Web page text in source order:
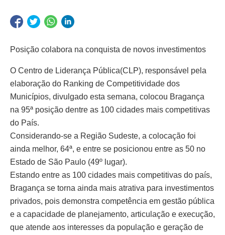
Posição colabora na conquista de novos investimentos
O Centro de Liderança Pública(CLP), responsável pela
elaboração do Ranking de Competitividade dos
Municípios, divulgado esta semana, colocou Bragança
na 95ª posição dentre as 100 cidades mais competitivas
do País.
Considerando-se a Região Sudeste, a colocação foi
ainda melhor, 64ª, e entre se posicionou entre as 50 no
Estado de São Paulo (49º lugar).
Estando entre as 100 cidades mais competitivas do país,
Bragança se torna ainda mais atrativa para investimentos
privados, pois demonstra competência em gestão pública
e a capacidade de planejamento, articulação e execução,
que atende aos interesses da população e geração de